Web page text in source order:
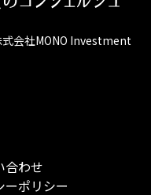
式会社MONO Investment
合わせ
ーポリシー